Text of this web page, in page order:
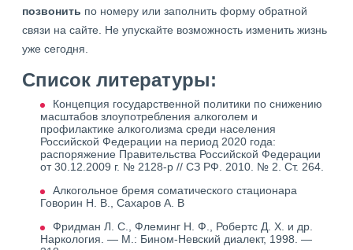
позвонить по номеру или заполнить форму обратной
связи на сайте. Не упускайте возможность изменить жизнь
уже сегодня.
Список литературы:
Концепция государственной политики по снижению
масштабов злоупотребления алкоголем и
профилактике алкоголизма среди населения
Российской Федерации на период 2020 года:
распоряжение Правительства Российской Федерации
от 30.12.2009 г. № 2128-р // СЗ РФ. 2010. № 2. Ст. 264.
Алкогольное бремя соматического стационара
Говорин Н. В., Сахаров А. В
Фридман Л. С., Флеминг Н. Ф., Робертс Д. Х. и др.
Наркология. — М.: Бином-Невский диалект, 1998. —